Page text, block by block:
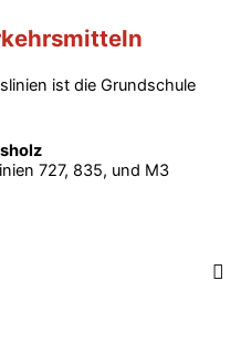
ist die Grundschule
727, 835, und M3